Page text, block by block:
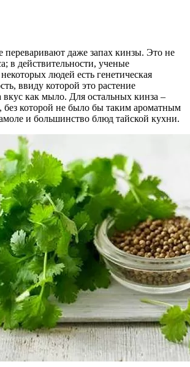
даже запах кинзы. Это не
в действительности, ученые
людей есть генетическая
ввиду которой это растение
вкус как мыло. Для остальных кинза –
без которой не было бы таким ароматным
и большинство блюд тайской кухни.